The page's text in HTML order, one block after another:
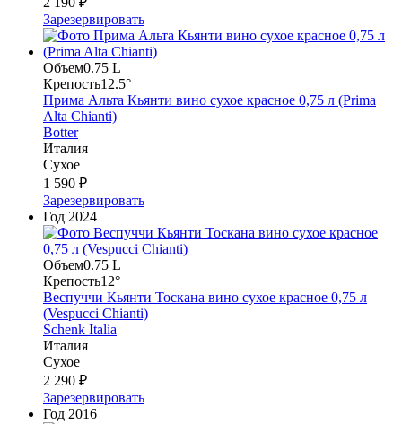
Зарезервировать
Объем0.75 L
Крепость12.5°
Прима Альта Кьянти вино сухое красное 0,75 л (Prima
Alta Chianti)
Botter
Италия
Сухое
1 590 ₽
Зарезервировать
Год 2024
Объем0.75 L
Крепость12°
Веспуччи Кьянти Тоскана вино сухое красное 0,75 л
(Vespucci Chianti)
Schenk Italia
Италия
Сухое
2 290 ₽
Зарезервировать
Год 2016